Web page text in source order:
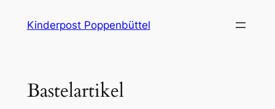
InhaltKinderpost Poppenbüttel
Bastelartikel